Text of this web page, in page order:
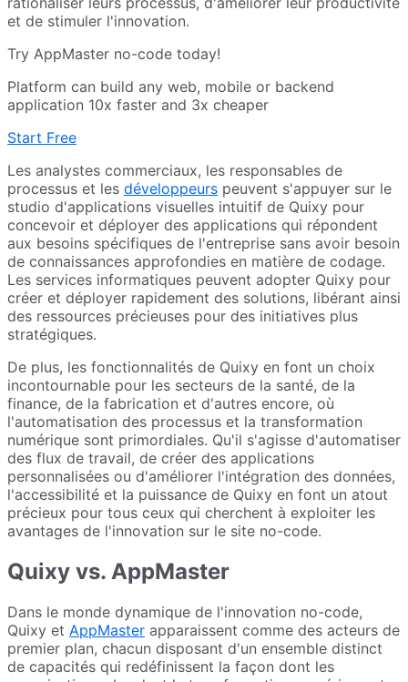
et de stimuler l'innovation.
Try AppMaster no-code today!
Platform can build any web, mobile or backend
application 10x faster and 3x cheaper
Start Free
Les analystes commerciaux, les responsables de
processus et les développeurs peuvent s'appuyer sur le
studio d'applications visuelles intuitif de Quixy pour
concevoir et déployer des applications qui répondent
aux besoins spécifiques de l'entreprise sans avoir besoin
de connaissances approfondies en matière de codage.
Les services informatiques peuvent adopter Quixy pour
créer et déployer rapidement des solutions, libérant ainsi
des ressources précieuses pour des initiatives plus
stratégiques.
De plus, les fonctionnalités de Quixy en font un choix
incontournable pour les secteurs de la santé, de la
finance, de la fabrication et d'autres encore, où
l'automatisation des processus et la transformation
numérique sont primordiales. Qu'il s'agisse d'automatiser
des flux de travail, de créer des applications
personnalisées ou d'améliorer l'intégration des données,
l'accessibilité et la puissance de Quixy en font un atout
précieux pour tous ceux qui cherchent à exploiter les
avantages de l'innovation sur le site no-code.
Quixy vs. AppMaster
Dans le monde dynamique de l'innovation no-code,
Quixy et AppMaster apparaissent comme des acteurs de
premier plan, chacun disposant d'un ensemble distinct
de capacités qui redéfinissent la façon dont les